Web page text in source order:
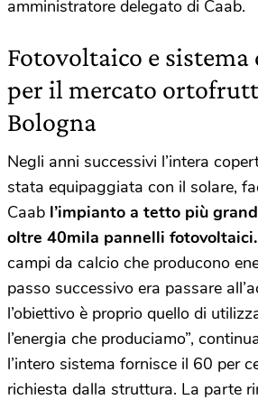
amministratore delegato di Caab.
Fotovoltaico e
per il mercato
Bologna
Negli anni successivi l’intera
stata equipaggiata con il solare,
Caab l’impianto a tetto più
oltre 40mila pannelli fotovoltaici.
campi da calcio che producono
passo successivo era passare
l’obiettivo è proprio quello di
l’energia che produciamo”,
l’intero sistema fornisce il 60 per
richiesta dalla struttura. La parte